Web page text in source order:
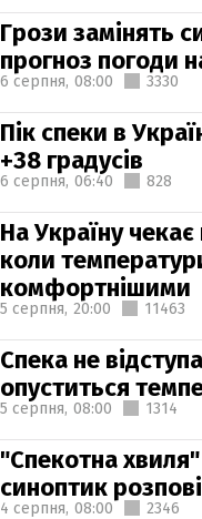
Грози замінять
прогноз погоди
6 серпня, 08:00 3330
Пік спеки в
+38 градусів
6 серпня, 06:40 828
На Україну
коли
комфортнішими
5 серпня, 20:00 11463
Спека не
опуститься
5 серпня, 08:00 1314
"Спекотна
синоптик
4 серпня, 08:00 2346